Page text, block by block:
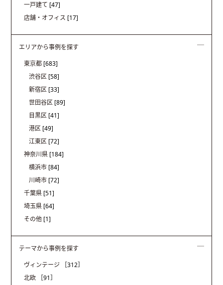
一戸建て [47]
店舗・オフィス [17]
エリアから事例を探す
東京都 [683]
渋谷区 [58]
新宿区 [33]
世田谷区 [89]
目黒区 [41]
港区 [49]
江東区 [72]
神奈川県 [184]
横浜市 [84]
川崎市 [72]
千葉県 [51]
埼玉県 [64]
その他 [1]
テーマから事例を探す
ヴィンテージ
［312］
北欧
［91］